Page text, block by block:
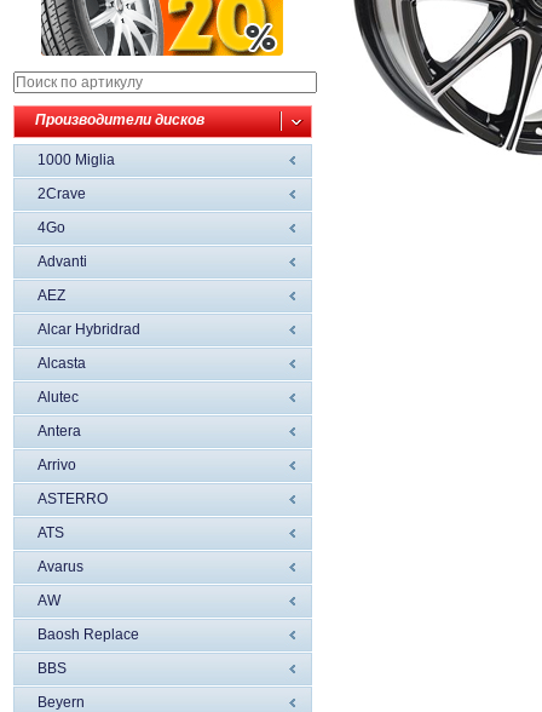
Производители дисков
1000 Miglia
2Crave
4Go
Advanti
AEZ
Alcar Hybridrad
Alcasta
Alutec
Antera
Arrivo
ASTERRO
ATS
Avarus
AW
Baosh Replace
BBS
Beyern